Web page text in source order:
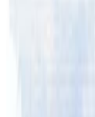
नेपालीलाई
डेरा जलेका